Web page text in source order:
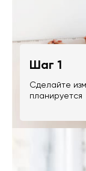
Шаг 1
Сделайте
планируется